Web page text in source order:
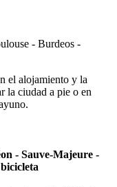
el alojamiento y la
la ciudad a pie o en
- Sauve-Majeure -